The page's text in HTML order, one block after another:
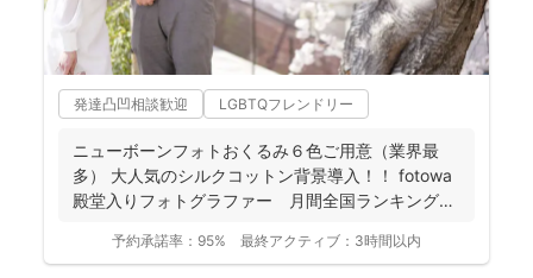
発達凸凹相談歓迎 LGBTQフレンドリー
ニューボーンフォトおくるみ６色ご用意（業界最
多） 大人気のシルクコットン背景導入！！ fotowa
殿堂入りフォトグラファー 月間全国ランキング１
予約承諾率： 95% 最終アクティブ： 3時間以内